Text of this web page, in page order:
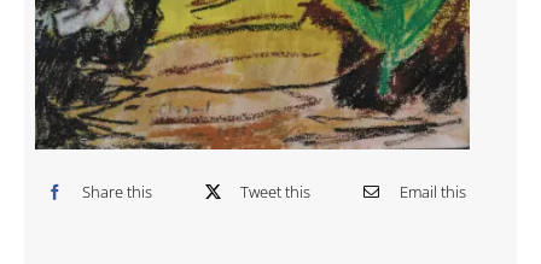
Contactez-nous
Share this Tweet this Email this